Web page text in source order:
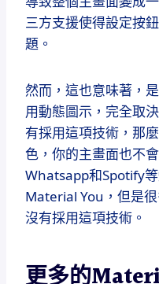
三方支援使得設定按
題。
然而，這也意味著，
用動態圖示，完全取
有採用這項技術，那
色，你的主畫面也不
Whatsapp和Spotify
Material You，但是
沒有採用這項技術。